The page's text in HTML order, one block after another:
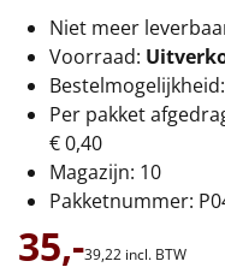
Alle kerstpakketten
Thema
Origineel
Rituals
Luxe
Niet meer
Voorraad:
Per pakket
€ 0,40
Magazijn: 10
Pakketnummer:
35,-39,22 incl. BTW